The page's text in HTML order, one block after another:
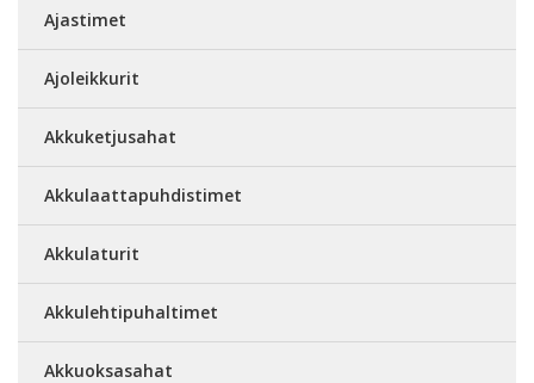
Ajastimet
Ajoleikkurit
Akkuketjusahat
Akkulaattapuhdistimet
Akkulaturit
Akkulehtipuhaltimet
Akkuoksasahat